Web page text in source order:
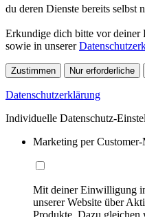
du deren Dienste bereits selbst
Erkundige dich bitte vor
sowie in unserer
Zustimmen Nur erforderliche
Datenschutzerklärung
Individuelle Datenschutz-
Marketing per
Mit deiner Einwilligung
unserer Website über